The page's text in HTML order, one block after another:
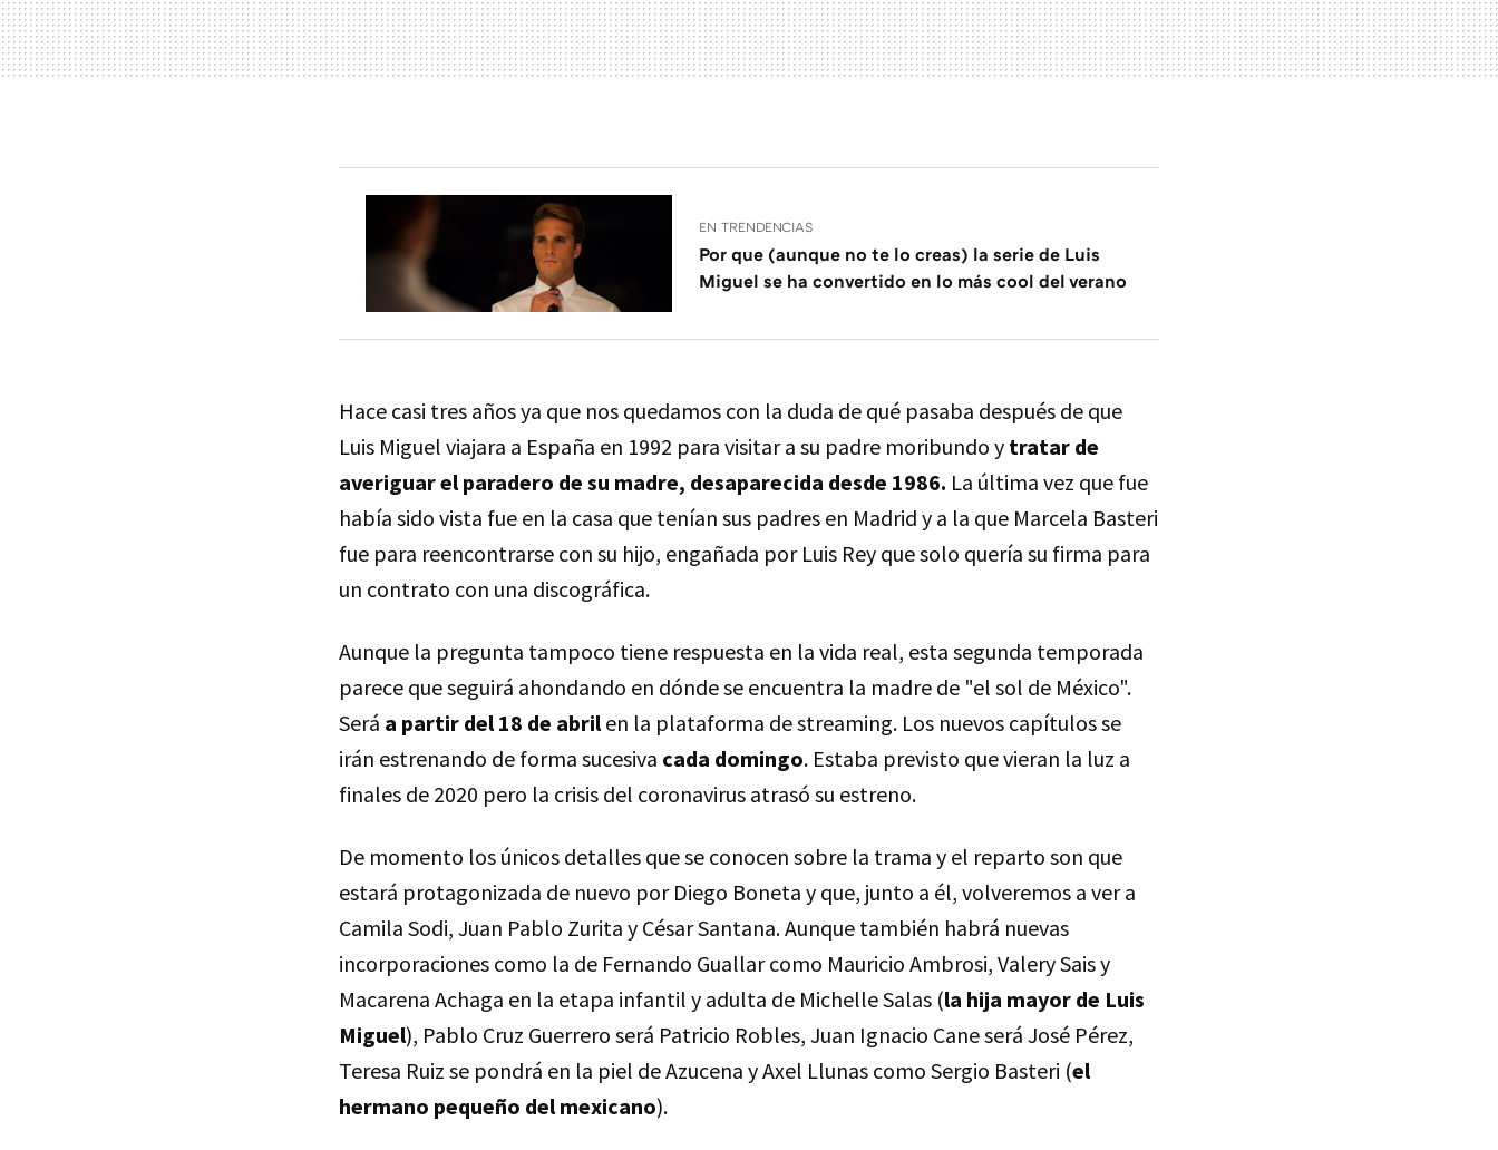
EN TRENDENCIAS
Por que (aunque no te lo creas) la serie de Luis
Miguel se ha convertido en lo más cool del verano
Hace casi tres años ya que nos quedamos con la duda de qué pasaba después de que
Luis Miguel viajara a España en 1992 para visitar a su padre moribundo y tratar de
averiguar el paradero de su madre, desaparecida desde 1986. La última vez que fue
había sido vista fue en la casa que tenían sus padres en Madrid y a la que Marcela Basteri
fue para reencontrarse con su hijo, engañada por Luis Rey que solo quería su firma para
un contrato con una discográfica.
Aunque la pregunta tampoco tiene respuesta en la vida real, esta segunda temporada
parece que seguirá ahondando en dónde se encuentra la madre de "el sol de México".
Será a partir del 18 de abrilen la plataforma de streaming. Los nuevos capítulos se
irán estrenando de forma sucesiva cada domingo. Estaba previsto que vieran la luz a
finales de 2020 pero la crisis del coronavirus atrasó su estreno.
De momento los únicos detalles que se conocen sobre la trama y el reparto son que
estará protagonizada de nuevo por Diego Boneta y que, junto a él, volveremos a ver a
Camila Sodi, Juan Pablo Zurita y César Santana. Aunque también habrá nuevas
incorporaciones como la de Fernando Guallar como Mauricio Ambrosi, Valery Sais y
Macarena Achaga en la etapa infantil y adulta de Michelle Salas (la hija mayor de Luis
Miguel), Pablo Cruz Guerrero será Patricio Robles, Juan Ignacio Cane será José Pérez,
Teresa Ruiz se pondrá en la piel de Azucena y Axel Llunas como Sergio Basteri (el
hermano pequeño del mexicano).